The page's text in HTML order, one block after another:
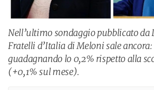
Nell’ultimo sondaggio pubblicato da
Fratelli d’Italia di Meloni sale
guadagnando lo 0,2% rispetto alla
(+0,1% sul mese).